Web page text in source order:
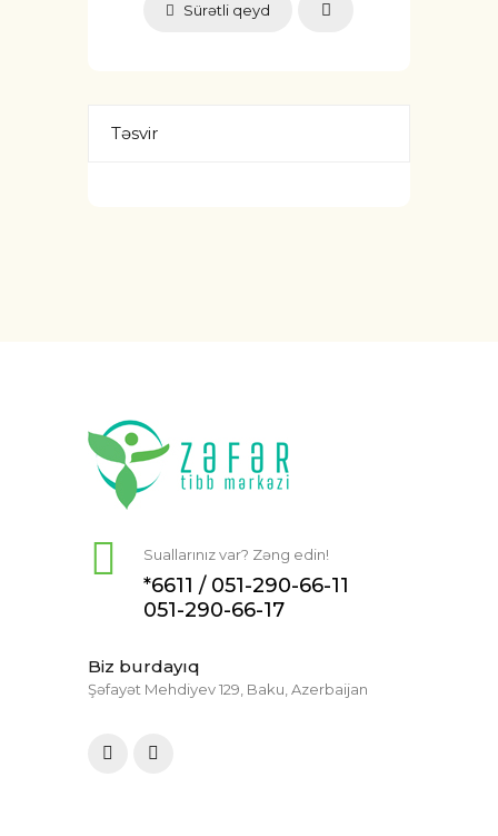
Sürətli qeyd
Təsvir
Suallarınız var? Zəng edin!
*6611 / 051-290-66-11
051-290-66-17
Biz burdayıq
Şəfayət Mehdiyev 129, Baku, Azerbaijan